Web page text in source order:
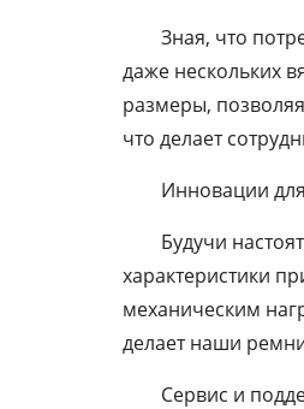
Зная, что
даже нескольких
размеры,
что делает
Инновации
Будучи
характеристики
механическим
делает наши
Сервис и